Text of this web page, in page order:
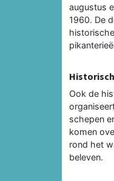
augustus
1960. De
Ook de
schepen
komen
rond het
beleven.